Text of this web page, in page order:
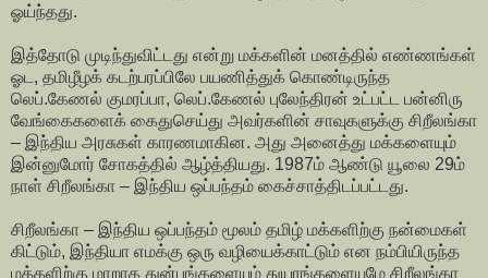
ஓய்ந்தது.
இத்தோடு முடிந்துவிட்டது என்று மக்களின் மனத்தில் எண்ணங்கள்
ஓட, தமிழீழக் கடற்பரப்பிலே பயணித்துக் கொண்டிருந்த
லெப்.கேணல் குமரப்பா, லெப்.கேணல் புலேந்திரன் உட்பட்ட பன்னிரு
வேங்கைகளைக் கைதுசெய்து அவர்களின் சாவுகளுக்கு சிறீலங்கா
– இந்திய அரசுகள் காரணமாகின. அது அனைத்து மக்களையும்
இன்னுமோர் சோகத்தில் ஆழ்த்தியது. 1987ம் ஆண்டு யூலை 29ம்
நாள் சிறீலங்கா – இந்திய ஒப்பந்தம் கைச்சாத்திடப்பட்டது.
சிறீலங்கா – இந்திய ஒப்பந்தம் மூலம் தமிழ் மக்களிற்கு நன்மைகள்
கிட்டும், இந்தியா எமக்கு ஒரு வழியைக்காட்டும் என நம்பியிருந்த
மக்களிற்கு மாறாக துன்பங்களையும் துயரங்களையுமே சிறீலங்கா